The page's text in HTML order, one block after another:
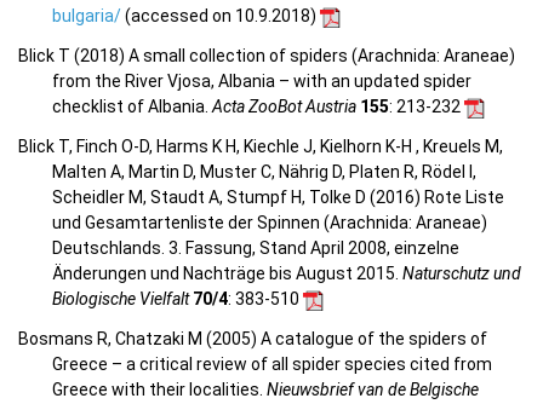
bulgaria/(accessed on 10.9.2018)
Blick T (2018) A small collection of spiders (Arachnida: Araneae)
from the River Vjosa, Albania – with an updated spider
checklist of Albania.Acta ZooBot Austria 155: 213-232
Blick T, Finch O-D, Harms K H, Kiechle J, Kielhorn K-H , Kreuels M,
Malten A, Martin D, Muster C, Nährig D, Platen R, Rödel I,
Scheidler M, Staudt A, Stumpf H, Tolke D (2016) Rote Liste
und Gesamtartenliste der Spinnen (Arachnida: Araneae)
Deutschlands. 3. Fassung, Stand April 2008, einzelne
Änderungen und Nachträge bis August 2015. Naturschutz und
Biologische Vielfalt70/4: 383-510
Bosmans R, Chatzaki M (2005) A catalogue of the spiders of
Greece – a critical review of all spider species cited from
Greece with their localities. Nieuwsbrief van de Belgische